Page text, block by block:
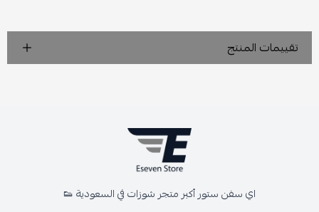
تقييمات المنتج
اي سفن ستور أكبر متجر شوزات في السعودية 👟